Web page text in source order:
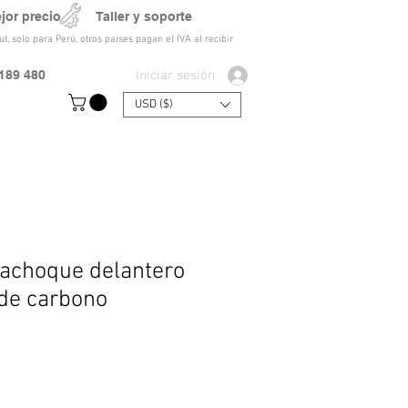
solo para Perú, otros paises pagan el IVA al recibir
Iniciar sesión
480
USD ($)
precio Taller y soporte
delantero
carbono